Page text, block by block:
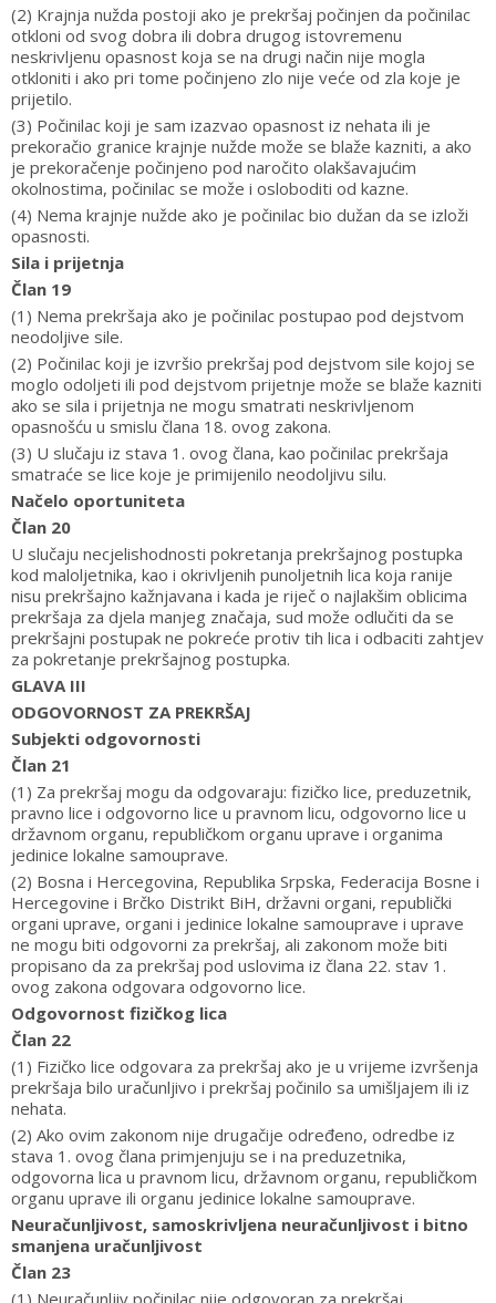
(2) Krajnja nužda postoji ako je prekršaj počinjen da počinilac
otkloni od svog dobra ili dobra drugog istovremenu
neskrivljenu opasnost koja se na drugi način nije mogla
otkloniti i ako pri tome počinjeno zlo nije veće od zla koje je
prijetilo.
(3) Počinilac koji je sam izazvao opasnost iz nehata ili je
prekoračio granice krajnje nužde može se blaže kazniti, a ako
je prekoračenje počinjeno pod naročito olakšavajućim
okolnostima, počinilac se može i osloboditi od kazne.
(4) Nema krajnje nužde ako je počinilac bio dužan da se izloži
opasnosti.
Sila i prijetnja
Član 19
(1) Nema prekršaja ako je počinilac postupao pod dejstvom
neodoljive sile.
(2) Počinilac koji je izvršio prekršaj pod dejstvom sile kojoj se
moglo odoljeti ili pod dejstvom prijetnje može se blaže kazniti
ako se sila i prijetnja ne mogu smatrati neskrivljenom
opasnošću u smislu člana 18. ovog zakona.
(3) U slučaju iz stava 1. ovog člana, kao počinilac prekršaja
smatraće se lice koje je primijenilo neodoljivu silu.
Načelo oportuniteta
Član 20
U slučaju necjelishodnosti pokretanja prekršajnog postupka
kod maloljetnika, kao i okrivljenih punoljetnih lica koja ranije
nisu prekršajno kažnjavana i kada je riječ o najlakšim oblicima
prekršaja za djela manjeg značaja, sud može odlučiti da se
prekršajni postupak ne pokreće protiv tih lica i odbaciti zahtjev
za pokretanje prekršajnog postupka.
GLAVA III
ODGOVORNOST ZA PREKRŠAJ
Subjekti odgovornosti
Član 21
(1) Za prekršaj mogu da odgovaraju: fizičko lice, preduzetnik,
pravno lice i odgovorno lice u pravnom licu, odgovorno lice u
državnom organu, republičkom organu uprave i organima
jedinice lokalne samouprave.
(2) Bosna i Hercegovina, Republika Srpska, Federacija Bosne i
Hercegovine i Brčko Distrikt BiH, državni organi, republički
organi uprave, organi i jedinice lokalne samouprave i uprave
ne mogu biti odgovorni za prekršaj, ali zakonom može biti
propisano da za prekršaj pod uslovima iz člana 22. stav 1.
ovog zakona odgovara odgovorno lice.
Odgovornost fizičkog lica
Član 22
(1) Fizičko lice odgovara za prekršaj ako je u vrijeme izvršenja
prekršaja bilo uračunljivo i prekršaj počinilo sa umišljajem ili iz
nehata.
(2) Ako ovim zakonom nije drugačije određeno, odredbe iz
stava 1. ovog člana primjenjuju se i na preduzetnika,
odgovorna lica u pravnom licu, državnom organu, republičkom
organu uprave ili organu jedinice lokalne samouprave.
Neuračunljivost, samoskrivljena neuračunljivost i bitno
smanjena uračunljivost
Član 23
(1) Neuračunljiv počinilac nije odgovoran za prekršaj.